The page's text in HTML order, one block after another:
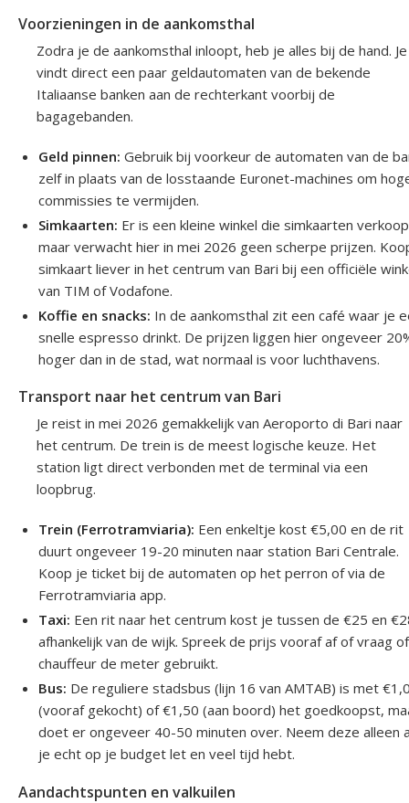
Voorzieningen in de aankomsthal
Zodra je de aankomsthal inloopt, heb je alles bij de hand. Je
vindt direct een paar geldautomaten van de bekende
Italiaanse banken aan de rechterkant voorbij de
bagagebanden.
Geld pinnen: Gebruik bij voorkeur de automaten van de
zelf in plaats van de losstaande Euronet-machines om
commissies te vermijden.
Simkaarten: Er is een kleine winkel die simkaarten
maar verwacht hier in mei 2026 geen scherpe prijzen.
simkaart liever in het centrum van Bari bij een officiële
van TIM of Vodafone.
Koffie en snacks: In de aankomsthal zit een café waar je
snelle espresso drinkt. De prijzen liggen hier ongeveer
hoger dan in de stad, wat normaal is voor luchthavens.
Transport naar het centrum van Bari
Je reist in mei 2026 gemakkelijk van Aeroporto di Bari naar
het centrum. De trein is de meest logische keuze. Het
station ligt direct verbonden met de terminal via een
loopbrug.
Trein (Ferrotramviaria): Een enkeltje kost €5,00 en de rit
duurt ongeveer 19-20 minuten naar station Bari Centrale.
Koop je ticket bij de automaten op het perron of via de
Ferrotramviaria app.
Taxi: Een rit naar het centrum kost je tussen de €25 en
afhankelijk van de wijk. Spreek de prijs vooraf af of vraag
chauffeur de meter gebruikt.
Bus: De reguliere stadsbus (lijn 16 van AMTAB) is met
(vooraf gekocht) of €1,50 (aan boord) het goedkoopst,
doet er ongeveer 40-50 minuten over. Neem deze alleen
je echt op je budget let en veel tijd hebt.
Aandachtspunten en valkuilen